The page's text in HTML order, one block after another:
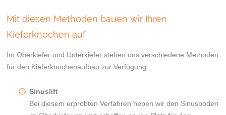
Mit diesen Methoden bauen wir Ihren
Kieferknochen auf
Im Oberkiefer und Unterkiefer stehen uns verschiedene Methoden
für den Kieferknochenaufbau zur Verfügung:
Sinuslift
Bei diesem erprobten Verfahren heben wir den Sinusboden